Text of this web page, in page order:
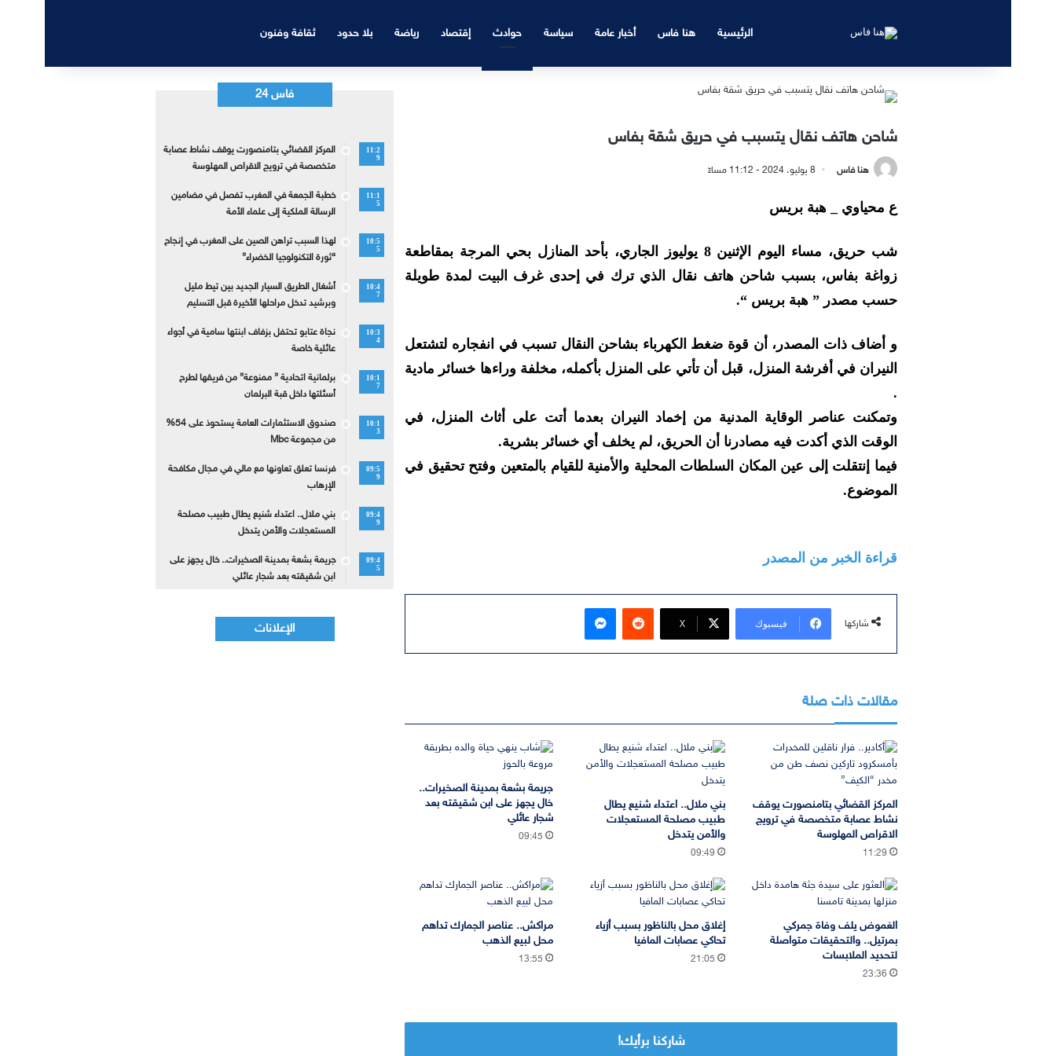
الرئيسية هنا فاس أخبار عامة سياسة حوادث إقتصاد رياضة بلا حدود ثقافة وفنون
شاحن هاتف نقال يتسبب في حريق شقة بفاس
هنا فاس 8 يوليو، 2024 - 11:12 مساءً
ع محياوي _ هبة بريس
شب حريق، مساء اليوم الإثنين 8 يوليوز الجاري، بأحد المنازل بحي المرجة بمقاطعة
زواغة بفاس، بسبب شاحن هاتف نقال الذي ترك في إحدى غرف البيت لمدة طويلة
حسب مصدر ” هبة بريس “.
و أضاف ذات المصدر، أن قوة ضغط الكهرباء بشاحن النقال تسبب في انفجاره لتشتعل
النيران في أفرشة المنزل، قبل أن تأتي على المنزل بأكمله، مخلفة وراءها خسائر مادية
.
وتمكنت عناصر الوقاية المدنية من إخماد النيران بعدما أتت على أثاث المنزل، في
الوقت الذي أكدت فيه مصادرنا أن الحريق، لم يخلف أي خسائر بشرية.
فيما إنتقلت إلى عين المكان السلطات المحلية والأمنية للقيام بالمتعين وفتح تحقيق في
الموضوع.
قراءة الخبر من المصدر
شاركها فيسبوك ‫X
ماسنجر
مقالات ذات صلة
المركز القضائي بتامنصورت يوقف
نشاط عصابة متخصصة في ترويج
الاقراص المهلوسة
11:29
بني ملال.. اعتداء شنيع يطال
طبيب مصلحة المستعجلات
والأمن يتدخل
09:49
جريمة بشعة بمدينة الصخيرات..
خال يجهز على ابن شقيقته بعد
شجار عائلي
09:45
الغموض يلف وفاة جمركي
بمرتيل.. والتحقيقات متواصلة
لتحديد الملابسات
23:36
إغلاق محل بالناظور بسبب أزياء
تحاكي عصابات المافيا
21:05
مراكش.. عناصر الجمارك تداهم
محل لبيع الذهب
13:55
شاركنا برأيك!
فاس 24
11:2
9
المركز القضائي بتامنصورت يوقف نشاط عصابة
متخصصة في ترويج الاقراص المهلوسة
11:1
5
خطبة الجمعة في المغرب تفصل في مضامين
الرسالة الملكية إلى علماء الأمة
10:5
5
لهذا السبب تراهن الصين على المغرب في إنجاح
“ثورة التكنولوجيا الخضراء”
10:4
7
أشغال الطريق السيار الجديد بين تيط مليل
وبرشيد تدخل مراحلها الأخيرة قبل التسليم
10:3
4
نجاة عتابو تحتفل بزفاف ابنتها سامية في أجواء
عائلية خاصة
10:1
7
برلمانية اتحادية ” ممنوعة” من فريقها لطرح
أسئلتها داخل قبة البرلمان
10:1
3
صندوق الاستثمارات العامة يستحوذ على 54%
من مجموعة Mbc
09:5
9
فرنسا تعلق تعاونها مع مالي في مجال مكافحة
الإرهاب
09:4
9
بني ملال.. اعتداء شنيع يطال طبيب مصلحة
المستعجلات والأمن يتدخل
09:4
5
جريمة بشعة بمدينة الصخيرات.. خال يجهز على
ابن شقيقته بعد شجار عائلي
الإعلانات